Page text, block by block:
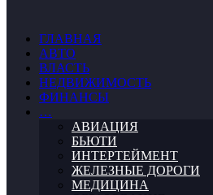
ГЛАВНАЯ
АВТО
ВЛАСТЬ
НЕДВИЖИМОСТЬ
ФИНАНСЫ
…
АВИАЦИЯ
БЬЮТИ
ИНТЕРТЕЙМЕНТ
ЖЕЛЕЗНЫЕ ДОРОГИ
МЕДИЦИНА